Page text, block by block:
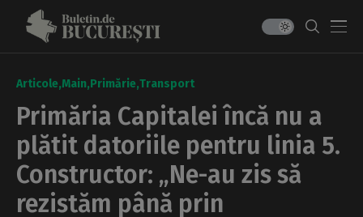
Articole Main Primărie Transport
Primăria Capitalei încă nu a
plătit datoriile pentru linia 5.
Constructor: „Ne-au zis să
rezistăm până prin